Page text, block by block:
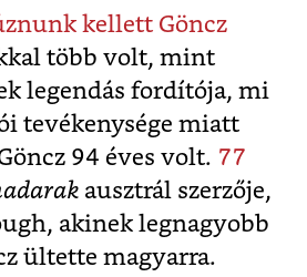
kellett Göncz
több volt, mint
legendás fordítója, mi
tevékenysége miatt
94 éves volt. 77
ausztrál szerzője,
akinek legnagyobb
ültette magyarra.